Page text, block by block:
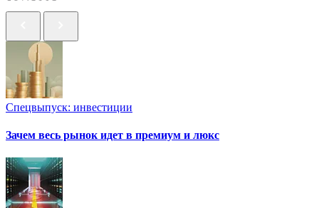
Спецвыпуск: инвестиции
Зачем весь рынок идет в премиум и люкс